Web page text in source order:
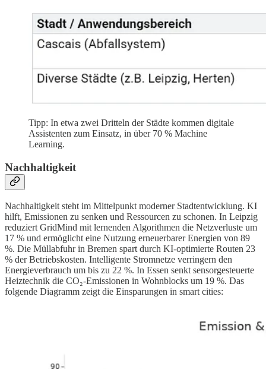
Tipp: In etwa zwei Dritteln der Städte kommen digitale
Assistenten zum Einsatz, in über 70 % Machine
Learning.
Nachhaltigkeit
Nachhaltigkeit steht im Mittelpunkt moderner Stadtentwicklung. KI
hilft, Emissionen zu senken und Ressourcen zu schonen. In Leipzig
reduziert GridMind mit lernenden Algorithmen die Netzverluste um
17 % und ermöglicht eine Nutzung erneuerbarer Energien von 89
%. Die Müllabfuhr in Bremen spart durch KI-optimierte Routen 23
% der Betriebskosten. Intelligente Stromnetze verringern den
Energieverbrauch um bis zu 22 %. In Essen senkt sensorgesteuerte
Heiztechnik die CO₂-Emissionen in Wohnblocks um 19 %. Das
folgende Diagramm zeigt die Einsparungen in smart cities: